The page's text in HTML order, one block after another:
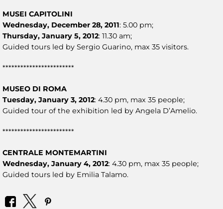
MUSEI CAPITOLINI
Wednesday, December 28, 2011: 5.00 pm;
Thursday, January 5, 2012: 11.30 am;
Guided tours led by Sergio Guarino, max 35 visitors.
************************
MUSEO DI ROMA
Tuesday, January 3, 2012: 4.30 pm, max 35 people;
Guided tour of the exhibition led by Angela D’Amelio.
************************
CENTRALE MONTEMARTINI
Wednesday, January 4, 2012: 4.30 pm, max 35 people;
Guided tours led by Emilia Talamo.